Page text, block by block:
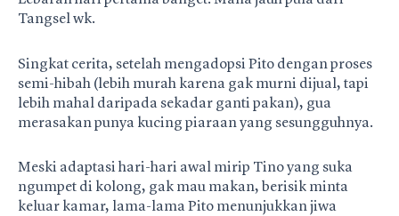
Tangsel wk.
Singkat cerita, setelah mengadopsi Pito dengan proses
semi-hibah (lebih murah karena gak murni dijual, tapi
lebih mahal daripada sekadar ganti pakan), gua
merasakan punya kucing piaraan yang sesungguhnya.
Meski adaptasi hari-hari awal mirip Tino yang suka
ngumpet di kolong, gak mau makan, berisik minta
keluar kamar, lama-lama Pito menunjukkan jiwa